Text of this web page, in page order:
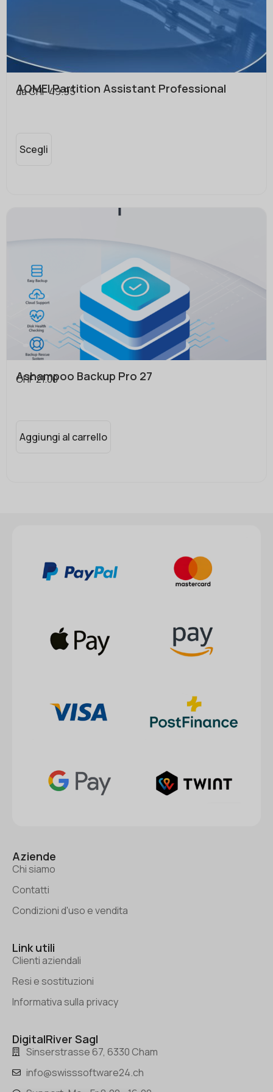
AOMEI Partition Assistant Professional
daCHF49.95
Scegli
Ashampoo Backup Pro 27
CHF21.00
Aggiungi al carrello
Aziende
Chi siamo
Contatti
Condizioni d'uso e vendita
Link utili
Clienti aziendali
Resi e sostituzioni
Informativa sulla privacy
DigitalRiver Sagl
Sinserstrasse 67, 6330 Cham
info@swisssoftware24.ch